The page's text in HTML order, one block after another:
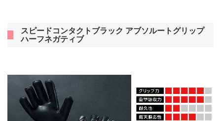
スピードコンタクトブラック アブソルートグリップ
ハーフネガティブ